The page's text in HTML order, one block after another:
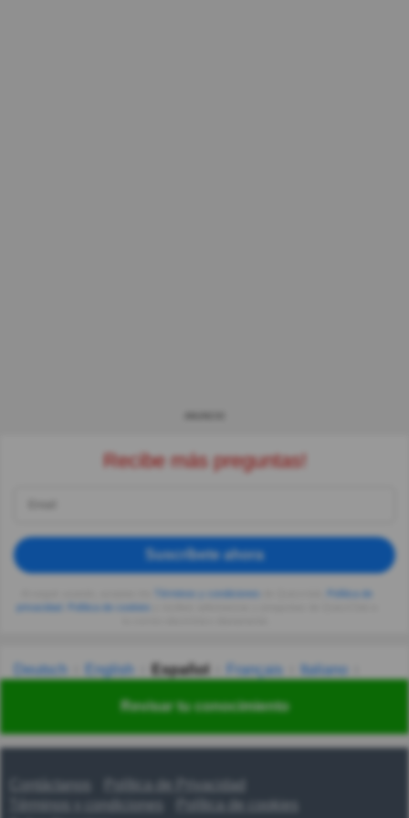
Revisar tu conocimiento
Recibe más preguntas!
Suscríbete ahora
privacidad
Deutsch English Español Français
Italiano
Українська हिन्दी 한국어 汉语
Contáctanos
Política de Privacidad
Términos y condiciones